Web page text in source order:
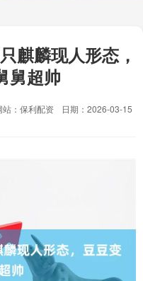
麒麟现人形态，
舅超帅
站：保利配资
日期：2026-03-15